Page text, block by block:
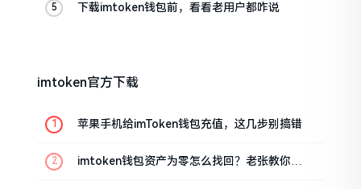
下载imtoken钱包前，看看老用户都咋说
imtoken官方下载
苹果手机给imToken钱包充值，这几步别搞错
imtoken钱包资产为零怎么找回？老张教你几